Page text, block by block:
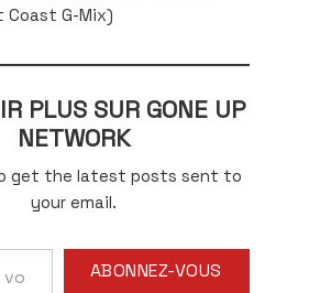
Coast G-Mix)
PLUS SUR GONE UP
NETWORK
get the latest posts sent to
your email.
ABONNEZ-VOUS